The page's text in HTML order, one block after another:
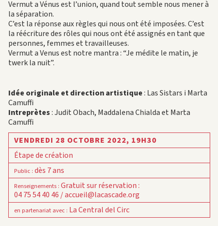
Vermut a Vénus est l’union, quand tout semble nous mener à
la séparation.
C’est la réponse aux règles qui nous ont été imposées. C’est
la réécriture des rôles qui nous ont été assignés en tant que
personnes, femmes et travailleuses.
Vermut a Venus est notre mantra : “Je médite le matin, je
twerk la nuit”.
Idée originale et direction artistique: Las Sistars i Marta
Camuffi
Intreprètes: Judit Obach, Maddalena Chialda et Marta
Camuffi
VENDREDI 28 OCTOBRE 2022, 19H30
Étape de création
Public: dès 7 ans
Renseignements: Gratuit sur réservation :
04 75 54 40 46 / accueil@lacascade.org
en partenariat avec: La Central del Circ